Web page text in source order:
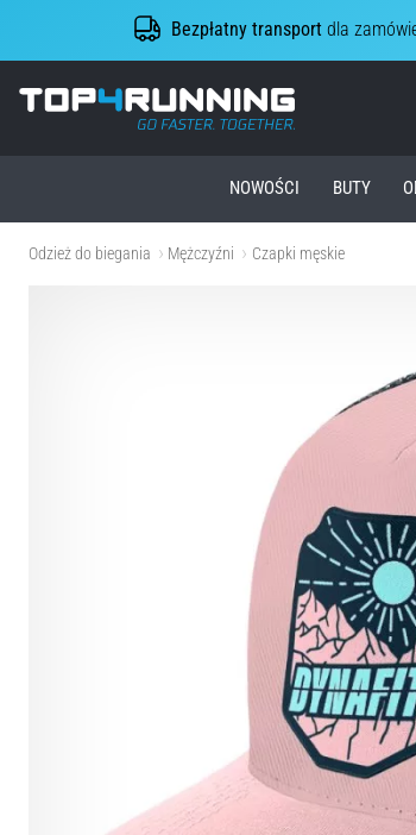
Bezpłatny transportdla
Top4Running.pl
NOWOŚCI BUTY
Odzież do biegania Mężczyźni Czapki męskie